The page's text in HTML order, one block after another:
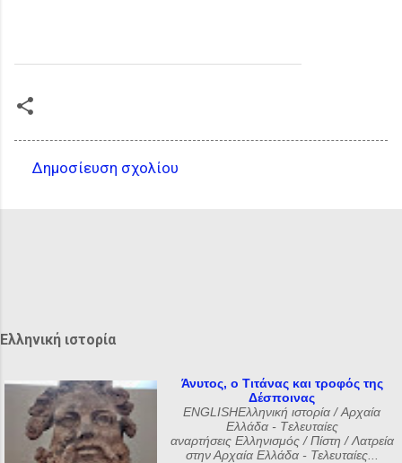
Δημοσίευση σχολίου
Ελληνική ιστορία
Άνυτος, ο Τιτάνας και τροφός της
Δέσποινας
ENGLISHΕλληνική ιστορία / Αρχαία
Ελλάδα - Tελευταίες
αναρτήσεις Ελληνισμός / Πίστη / Λατρεία
στην Αρχαία Ελλάδα - Τελευταίες...